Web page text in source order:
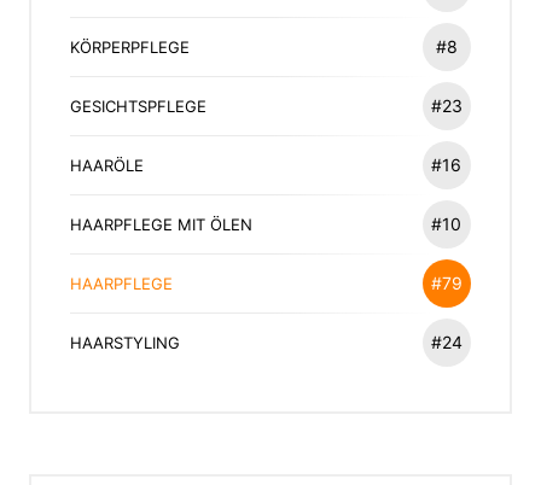
KÖRPERPFLEGE #8
GESICHTSPFLEGE #23
HAARÖLE #16
HAARPFLEGE MIT ÖLEN #10
HAARPFLEGE #79
HAARSTYLING #24